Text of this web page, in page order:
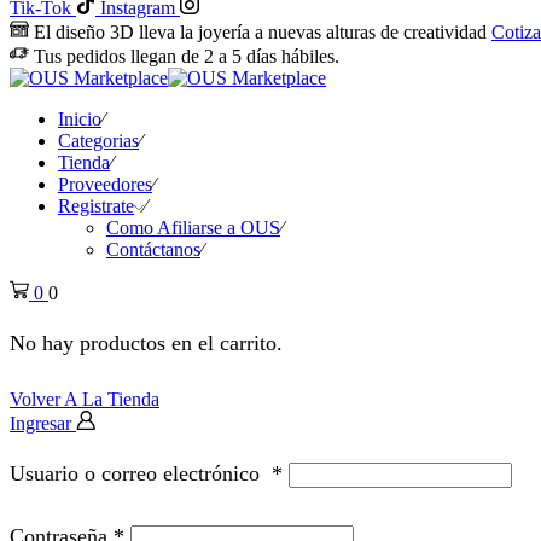
Tik-Tok
Instagram
El diseño 3D lleva la joyería a nuevas alturas de creatividad
Tus pedidos llegan de 2 a 5 días hábiles.
Inicio
Categorias
Tienda
Proveedores
Registrate
Como Afiliarse a OUS
Contáctanos
0 0
No hay productos en el carrito.
Volver A La Tienda
Ingresar
Usuario o correo electrónico *